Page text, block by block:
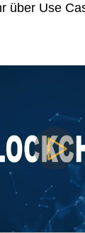
über Use